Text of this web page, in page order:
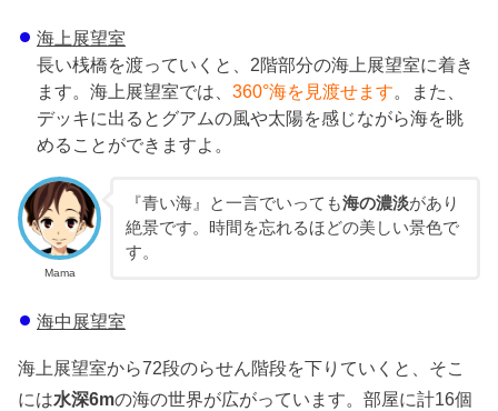
海上展望室
長い桟橋を渡っていくと、2階部分の海上展望室に着き
ます。海上展望室では、 360°海を見渡せます。また、
デッキに出るとグアムの風や太陽を感じながら海を眺
めることができますよ。
Mama
『青い海』と一言でいっても海の濃淡があり
絶景です。時間を忘れるほどの美しい景色で
す。
海中展望室
海上展望室から72段のらせん階段を下りていくと、そこ
には水深6mの海の世界が広がっています。部屋に計16個